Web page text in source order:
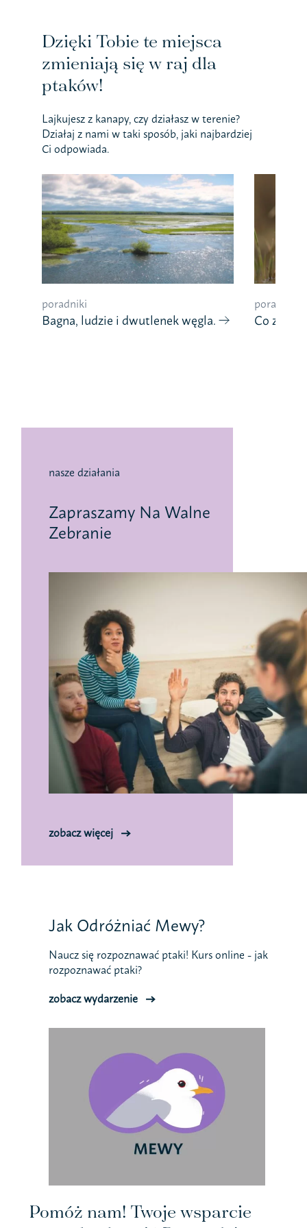
Dzięki Tobie te miejsca
zmieniają się w raj dla
ptaków!
Lajkujesz z kanapy, czy działasz w terenie?
Działaj z nami w taki sposób, jaki najbardziej
Ci odpowiada.
poradniki
Bagna, ludzie i dwutlenek węgla.
poradniki
Co
nasze działania
Zapraszamy Na Walne
Zebranie
zobacz więcej
Jak Odróżniać Mewy?
Naucz się rozpoznawać ptaki! Kurs online - jak
rozpoznawać ptaki?
zobacz wydarzenie
Pomóż nam! Twoje wsparcie